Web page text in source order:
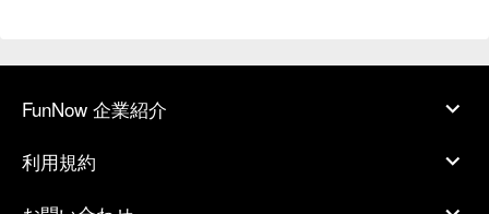
FunNow 企業紹介
利用規約